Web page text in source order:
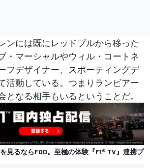
ンには既にレッドブルから移った
・マーシャルやウィル・コートネ
フデザイナー、スポーティングデ
活動している。つまりランビアー
となる相手もいるということだ。
見るならFOD。至極の体験『F1® TV』連携プ